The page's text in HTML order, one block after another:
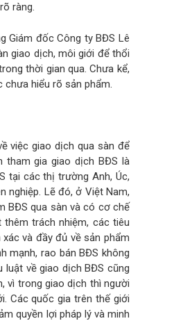
ràng.
Giám đốc Công ty BĐS Lê
giao dịch, môi giới để thổi
thời gian qua. Chưa kể,
hiểu rõ sản phẩm.
việc giao dịch qua sàn để
tham gia giao dịch BĐS là
tại các thị trường Anh, Úc,
nghiệp. Lẽ đó, ở Việt Nam,
BĐS qua sàn và có cơ chế
trách nhiệm, các tiêu
và đầy đủ về sản phẩm
mạnh, rao bán BĐS không
luật về giao dịch BĐS cũng
vì trong giao dịch thì người
Các quốc gia trên thế giới
quyền lợi pháp lý và minh